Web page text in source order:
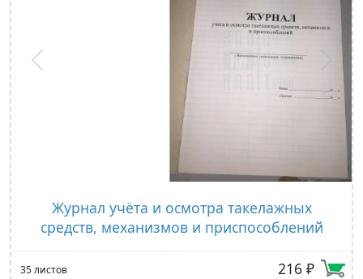
Предыдущий
Журнал учёта и осмотра такелажных
средств, механизмов и приспособлений
35 листов 216 ₽